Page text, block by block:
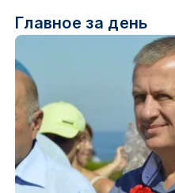
Главное за день